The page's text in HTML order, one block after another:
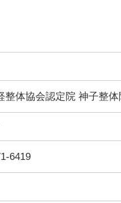
整体協会認定院 神子整体
6419